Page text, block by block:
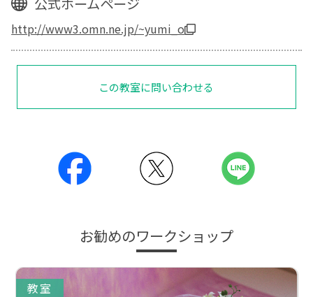
http://www3.omn.ne.jp/~yumi_o
この教室に問い合わせる
お勧めのワークショップ
教室